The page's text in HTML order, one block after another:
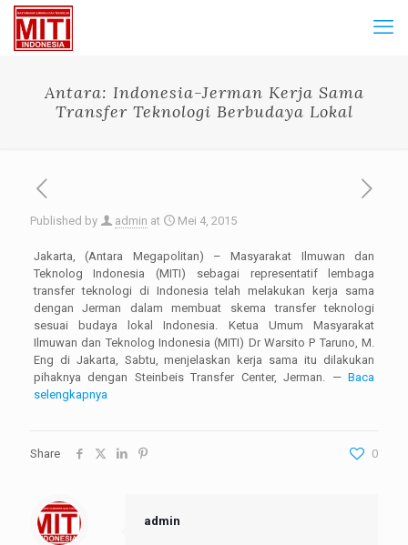
Antara: Indonesia-Jerman Kerja Sama
Transfer Teknologi Berbudaya Lokal
Published by admin at Mei 4, 2015
Jakarta, (Antara Megapolitan) – Masyarakat Ilmuwan dan
Teknolog Indonesia (MITI) sebagai representatif lembaga
transfer teknologi di Indonesia telah melakukan kerja sama
dengan Jerman dalam membuat skema transfer teknologi
sesuai budaya lokal Indonesia. Ketua Umum Masyarakat
Ilmuwan dan Teknolog Indonesia (MITI) Dr Warsito P Taruno, M.
Eng di Jakarta, Sabtu, menjelaskan kerja sama itu dilakukan
pihaknya dengan Steinbeis Transfer Center, Jerman. —Baca
selengkapnya
Share 0
admin